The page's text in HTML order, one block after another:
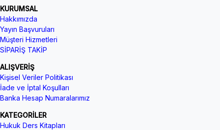
KURUMSAL
Hakkımızda
Yayın Başvuruları
Müşteri Hizmetleri
SİPARİŞ TAKİP
ALIŞVERİŞ
Kişisel Veriler Politikası
İade ve İptal Koşulları
Banka Hesap Numaralarımız
KATEGORİLER
Hukuk Ders Kitapları